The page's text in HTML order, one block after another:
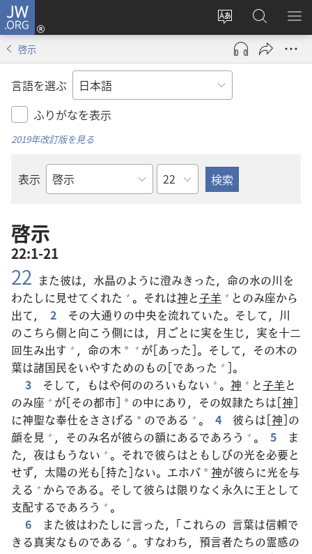
JW.ORG
サ
イ
ト
の
言
え
る
ロ
グ
ン
し
で
開
JW.ORG
の
検
メ
を
啓示
言語を選ぶ
ふりがなを表示
2019年改訂版を見る
表示
聖
の
書
名
章
啓示
22:1-21
22 また彼は， 水晶のように澄みきった， 命の水の川を
わたしに見せてくれた + 。それは神と子羊 + とのみ座から
出て， 2 その大通りの中央を流れていた。そして， 川
のこちら側と向こう側には， 月 ごとに実を生じ， 実を十二
回生み出す + ， 命の木 * + が[あった]。そして，その木の
葉は諸国民をいやすためのもの[であった + ]。
3
そして，もはや何ののろいもない + 。 神 + と子羊と
のみ座 + が[その都市] * の中にあり，その奴隷たちは[神]
に神聖な奉仕をささげる * のである + 。 4 彼らは[神]の
顔を 見 + ，そのみ名が彼らの額にあるであろう + 。 5
ま
た， 夜はもうない + 。それで彼らはともしびの光を必要と
せず， 太陽の光も[持た]ない。エホバ * 神が彼らに光を与
える + からである。そして彼らは限りなく 永久に王 として
支配するであろう + 。
6
また彼はわたしに言った，「これらの 言葉は信頼で
きる真実なものである + 。すなわち， 預言者たちの霊感の